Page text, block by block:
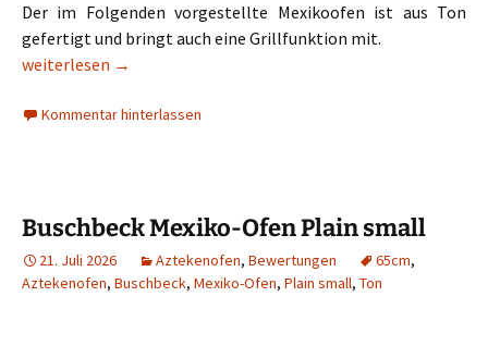
Der im Folgenden vorgestellte Mexikoofen ist aus Ton
gefertigt und bringt auch eine Grillfunktion mit.
Buschbeck Mexiko-Grill-Kamin GEO-Design
weiterlesen →
Kommentar hinterlassen
Buschbeck Mexiko-Ofen Plain small
21. Juli 2026 Aztekenofen, Bewertungen 65cm,
Aztekenofen, Buschbeck, Mexiko-Ofen, Plain small, Ton